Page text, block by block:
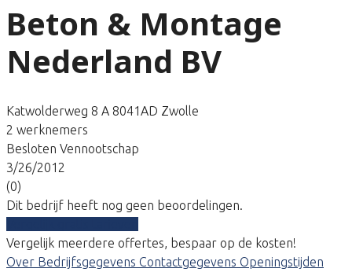
Beton & Montage
Nederland BV
Katwolderweg 8 A 8041AD Zwolle
2 werknemers
Besloten Vennootschap
3/26/2012
(0)
Dit bedrijf heeft nog geen beoordelingen.
Vergelijk meerdere offertes, bespaar op de kosten!
Over Bedrijfsgegevens Contactgegevens Openingstijden